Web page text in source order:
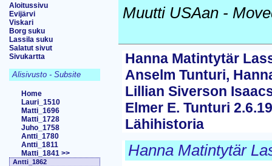
Aloitussivu
Evijärvi
Viskari
Borg suku
Lassila suku
Salatut sivut
Sivukartta
Alisivusto - Subsite
Home
Lauri_1510
Matti_1696
Matti_1728
Juho_1758
Antti_1780
Antti_1811
Matti_1841 >>
Antti_1862
Muutti USAan -
Hanna Matintytär
Anselm Tunturi,
Lillian Siverson
Elmer E. Tunturi
Lähihistoria
Hanna Matintytär